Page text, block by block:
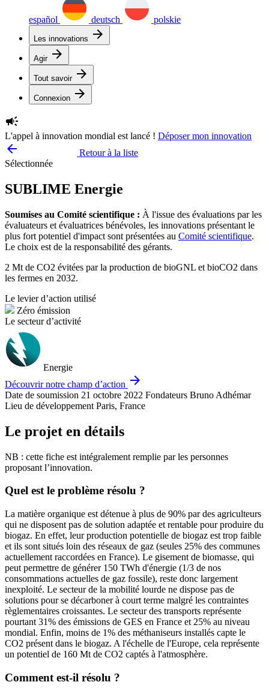
español deutsch polskie
Les innovations arrow_forward
Agir arrow_forward
Tout savoir arrow_forward
Connexion arrow_forward
campaign
L'appel à innovation mondial est lancé ! Déposer mon innovation
arrow_backward
Retour à la liste
Sélectionnée
SUBLIME Energie
Soumises au Comité scientifique : À l'issue des évaluations par les
évaluateurs et évaluatrices bénévoles, les innovations présentant le
plus fort potentiel d'impact sont présentées au Comité scientifique.
Le choix est de la responsabilité des gérants.
2 Mt de CO2 évitées par la production de bioGNL et bioCO2 dans
les fermes en 2032.
Le levier d’action utilisé
Zéro émission
Le secteur d’activité
Energie
Découvrir notre champ d’action arrow_forward
Date de soumission 21 octobre 2022 Fondateurs Bruno Adhémar
Lieu de développement Paris, France
Le projet en détails
NB : cette fiche est intégralement remplie par les personnes
proposant l’innovation.
Quel est le problème résolu ?
La matière organique est détenue à plus de 90% par des agriculteurs
qui ne disposent pas de solution adaptée et rentable pour produire du
biogaz. En effet, leur production potentielle de biogaz est trop faible
et ils sont situés loin des réseaux de gaz (seules 25% des communes
actuellement raccordées en France). Le gisement de biomasse, qui
peut permettre de générer 150 TWh d'énergie (1/3 de nos
consommations actuelles de gaz fossile), reste donc largement
inexploité. Le secteur de la mobilité lourde ne dispose pas de
solutions pour se décarboner à court terme malgré les contraintes
règlementaires croissantes. Le secteur des transports représente
pourtant 31% des émissions de GES en France et 25% au niveau
mondial. Enfin, moins de 1% des méthaniseurs installés capte le
CO2 présent dans le biogaz. A l'échelle de l'Europe, cela représente
un potentiel de 160 Mt de CO2 captés à l'atmosphère.
Comment est-il résolu ?